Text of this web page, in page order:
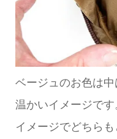
ベージュのお色は
温かいイメージで
イメージでどちらも